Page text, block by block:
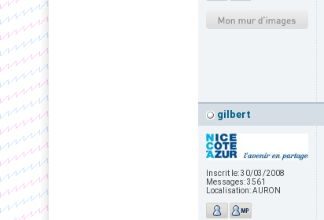
gilbert
Inscrit le:30/03/2008
Messages:3561
Localisation:AURON